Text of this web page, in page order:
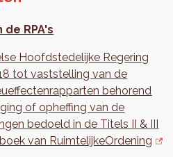
RPA's
Hoofdstedelijke Regering
tot vaststelling van de
behorend
of opheffing van de
bedoeld in de Titels II & III
van RuimtelijkeOrdening